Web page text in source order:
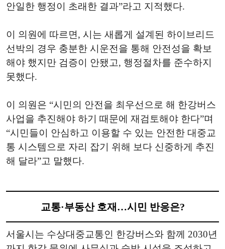
안일한 행정이 초래한 결과”라고 지적했다.
이 의원에 따르면, 시는 새롭게 설계된 하이브리드
선박의 경우 충분한 시운전을 통해 안전성을 확보
해야 했지만 검증이 안됐고, 행정절차를 준수하지
못했다.
이 의원은 “시민의 안전을 최우선으로 해 한강버스
사업을 추진해야 하기 때문에 재검토해야 한다”며
“시민들이 안심하고 이용할 수 있는 안전한 대중교
통 시스템으로 자리 잡기 위해 보다 신중하게 추진
해 달라”고 말했다.
교통·부동산 호재…시민 반응은?
서울시는 수상대중교통인 한강버스와 함께 2030년